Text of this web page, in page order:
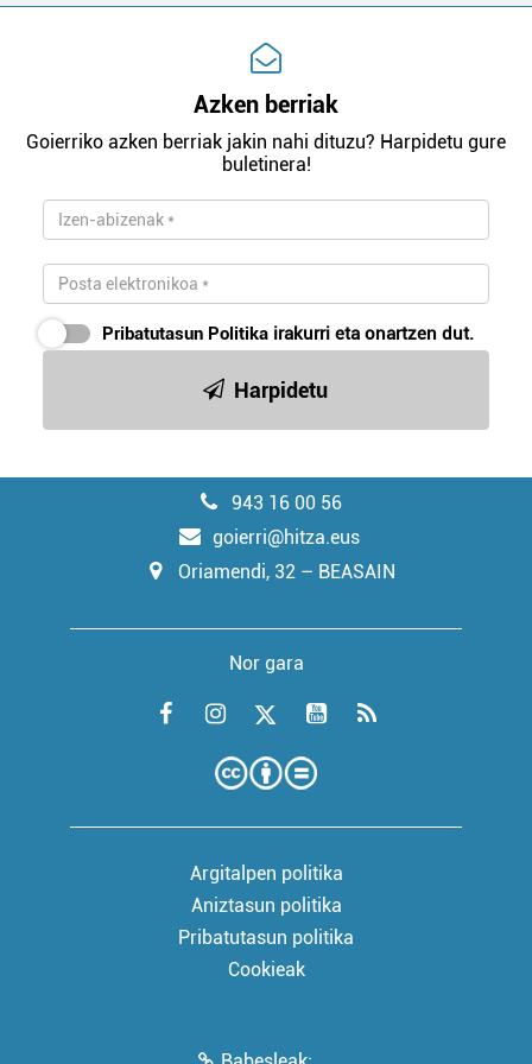
Azken berriak
Goierriko azken berriak jakin nahi dituzu? Harpidetu gure
buletinera!
Pribatutasun Politika irakurri eta onartzen dut.
Harpidetu
943 16 00 56
goierri@hitza.eus
Oriamendi, 32 – BEASAIN
Nor gara
Argitalpen politika
Aniztasun politika
Pribatutasun politika
Cookieak